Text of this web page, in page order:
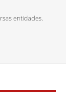
entidades.